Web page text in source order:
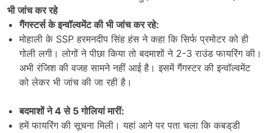
भी जांच कर रहे
गैंगस्टर्स के इन्वॉल्वमेंट की भी जांच कर रहे:
मोहाली के SSP हरमनदीप सिंह हंस ने कहा कि सिर्फ प्रमोटर को ही
गोली लगी। लोगों ने पीछा किया तो बदमाशों ने 2-3 राउंड फायरिंग की।
अभी रंजिश की वजह सामने नहीं आई है। इसमें गैंगस्टर की इन्वॉल्वमेंट
को लेकर भी जांच की जा रही है।
बदमाशों ने 4 से 5 गोलियां मारीं:
हमें फायरिंग की सूचना मिली। यहां आने पर पता चला कि कबड्‌डी